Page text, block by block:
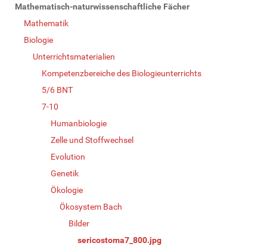
Mathematisch-naturwissenschaftliche Fächer
Mathematik
Biologie
Unterrichtsmaterialien
Kompetenzbereiche des Biologieunterrichts
5/6 BNT
7-10
Humanbiologie
Zelle und Stoffwechsel
Evolution
Genetik
Ökologie
Ökosystem Bach
Bilder
sericostoma7_800.jpg